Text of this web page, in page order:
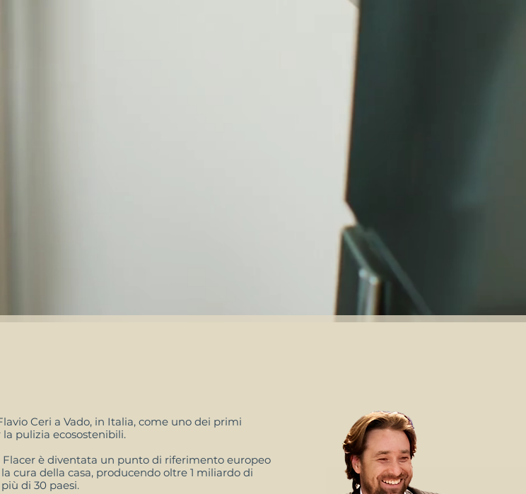
Ceri a Vado, in Italia, come uno dei primi
pulizia ecosostenibili.
è diventata un punto di riferimento europeo
cura della casa, producendo oltre 1 miliardo di
di 30 paesi.